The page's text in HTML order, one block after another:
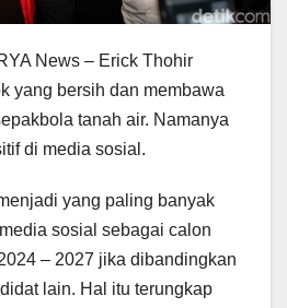
News – Erick Thohir
yang bersih dan membawa
tanah air. Namanya
di media sosial.
yang paling banyak
sosial sebagai calon
– 2027 jika dibandingkan
lain. Hal itu terungkap